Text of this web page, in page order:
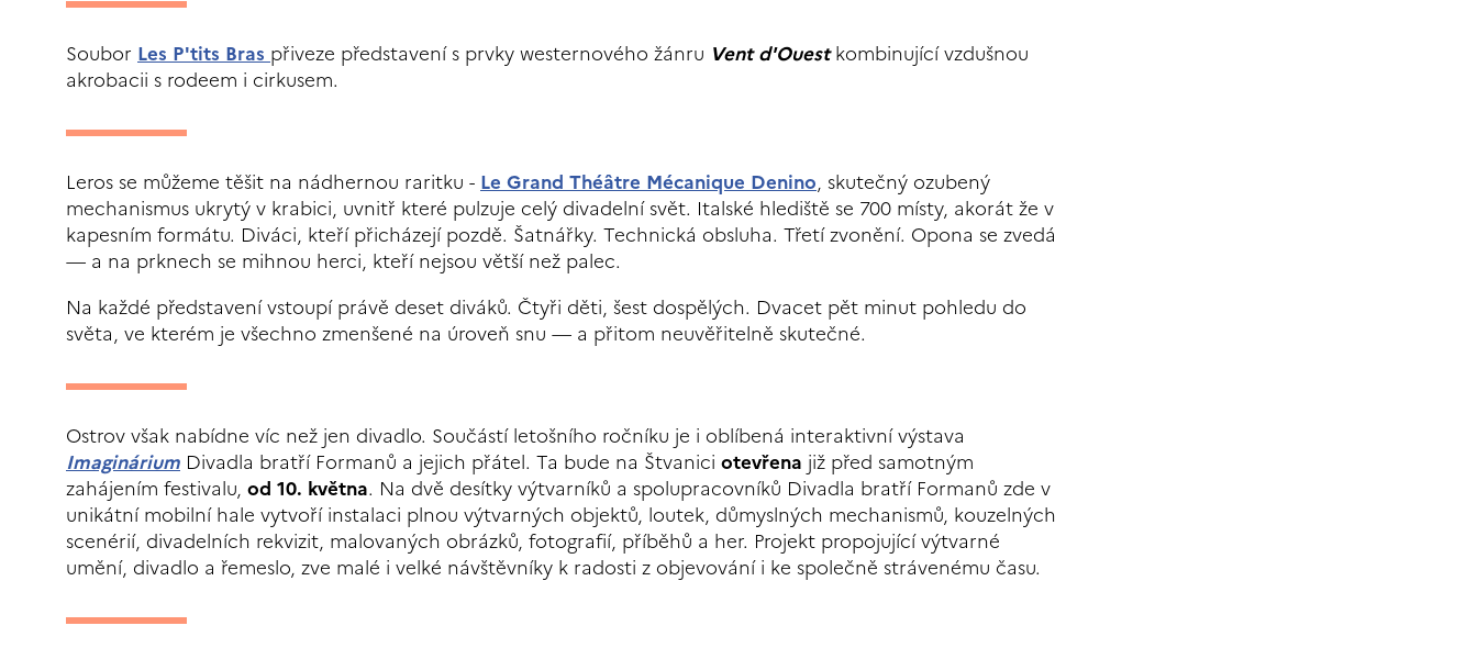
Soubor Les P'tits Bras přiveze představení s prvky westernového žánru Vent d'Ouestkombinující vzdušnou
akrobacii s rodeem i cirkusem.
Leros se můžeme těšit na nádhernou raritku - Le Grand Théâtre Mécanique Denino, skutečný ozubený
mechanismus ukrytý v krabici, uvnitř které pulzuje celý divadelní svět. Italské hlediště se 700 místy, akorát že v
kapesním formátu. Diváci, kteří přicházejí pozdě. Šatnářky. Technická obsluha. Třetí zvonění. Opona se zvedá
— a na prknech se mihnou herci, kteří nejsou větší než palec.
Na každé představení vstoupí právě deset diváků. Čtyři děti, šest dospělých. Dvacet pět minut pohledu do
světa, ve kterém je všechno zmenšené na úroveň snu — a přitom neuvěřitelně skutečné.
Ostrov však nabídne víc než jen divadlo. Součástí letošního ročníku je i oblíbená interaktivní výstava
Imaginárium Divadla bratří Formanů a jejich přátel. Ta bude na Štvanici otevřena již před samotným
zahájením festivalu, od 10. května. Na dvě desítky výtvarníků a spolupracovníků Divadla bratří Formanů zde v
unikátní mobilní hale vytvoří instalaci plnou výtvarných objektů, loutek, důmyslných mechanismů, kouzelných
scenérií, divadelních rekvizit, malovaných obrázků, fotografií, příběhů a her. Projekt propojující výtvarné
umění, divadlo a řemeslo, zve malé i velké návštěvníky k radosti z objevování i ke společně strávenému času.